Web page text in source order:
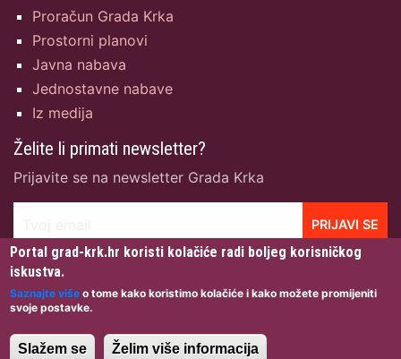
Proračun Grada Krka
Prostorni planovi
Javna nabava
Jednostavne nabave
Iz medija
Želite li primati newsletter?
Prijavite se na newsletter Grada Krka
PRIJAVI SE
Gržetić· Izrada & Hosting:NetCom d.o.o.
Portal grad-krk.hr koristi kolačiće radi boljeg korisničkog
iskustva.
Saznajte više o tome kako koristimo kolačiće i kako možete promijeniti
svoje postavke.
Slažem se Želim više informacija